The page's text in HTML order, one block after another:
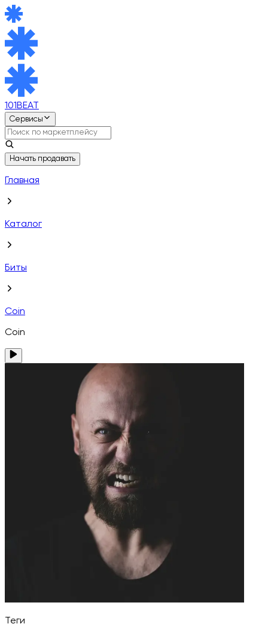
101BEAT
Сервисы
Начать продавать
Главная
Каталог
Биты
Coin
Coin
Теги